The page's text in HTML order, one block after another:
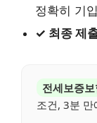
정확히 기입
✓ 최종 제
전세보증보
조건, 3분 만